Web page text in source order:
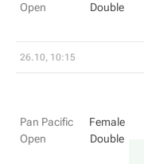
Open
Double
26.10, 10:15
Pan Pacific
Open
Female
Double